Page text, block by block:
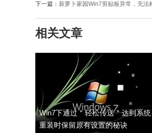
下一篇： 新萝卜家园Win7剪贴板异常，无法
相关文章
Win7下通过＂轻松传送＂达到系统
重装时保留原有设置的秘诀